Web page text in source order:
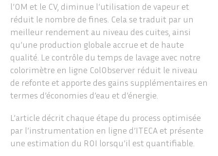
l’OM et le CV, diminue l’utilisation de vapeur et
réduit le nombre de fines. Cela se traduit par un
meilleur rendement au niveau des cuites, ainsi
qu’une production globale accrue et de haute
qualité. Le contrôle du temps de lavage avec notre
colorimètre en ligne ColObserver réduit le niveau
de refonte et apporte des gains supplémentaires en
termes d’économies d’eau et d’énergie.
L’article décrit chaque étape du process optimisée
par l’instrumentation en ligne d’ITECA et présente
une estimation du ROI lorsqu’il est quantifiable.